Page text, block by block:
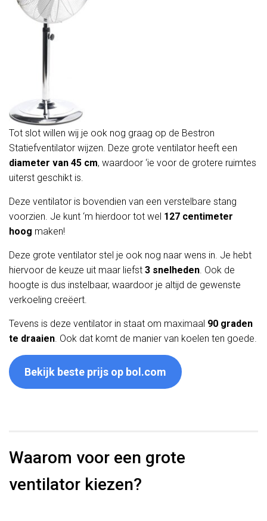
Tot slot willen wij je ook nog graag op de Bestron
Statiefventilator wijzen. Deze grote ventilator heeft een
diameter van 45 cm, waardoor ‘ie voor de grotere ruimtes
uiterst geschikt is.
Deze ventilator is bovendien van een verstelbare stang
voorzien. Je kunt ‘m hierdoor tot wel 127 centimeter
hoog maken!
Deze grote ventilator stel je ook nog naar wens in. Je hebt
hiervoor de keuze uit maar liefst 3 snelheden. Ook de
hoogte is dus instelbaar, waardoor je altijd de gewenste
verkoeling creëert.
Tevens is deze ventilator in staat om maximaal 90 graden
te draaien. Ook dat komt de manier van koelen ten goede.
Bekijk beste prijs op bol.com
Waarom voor een grote
ventilator kiezen?